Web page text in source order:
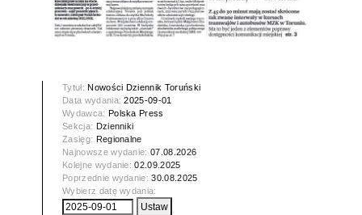
Tytuł: Nowości Dziennik Toruński
Data wydania:2025-09-01
Wydawca: Polska Press
Sekcja: Dzienniki
Zasięg: Regionalne
Najnowsze wydanie:07.08.2026
Kolejne wydanie:02.09.2025
Poprzednie wydanie:30.08.2025
Wybierz datę wydania: